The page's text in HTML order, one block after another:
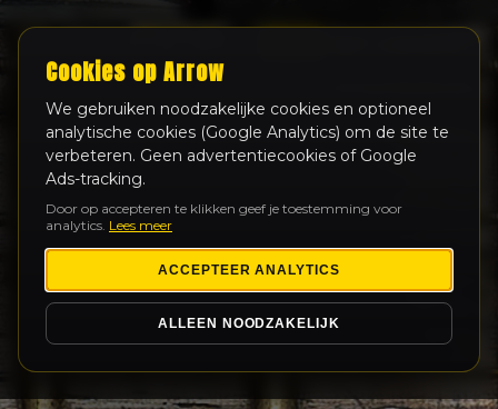
Cookies op Arrow
We gebruiken noodzakelijke cookies en optioneel
analytische cookies (Google Analytics) om de site te
verbeteren. Geen advertentiecookies of Google
Ads-tracking.
Door op accepteren te klikken geef je toestemming voor
analytics. Lees meer
ACCEPTEER ANALYTICS
ALLEEN NOODZAKELIJK